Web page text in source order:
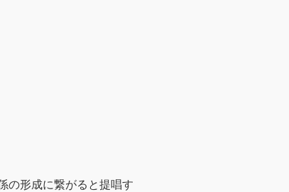
の形成に繋がると提唱す